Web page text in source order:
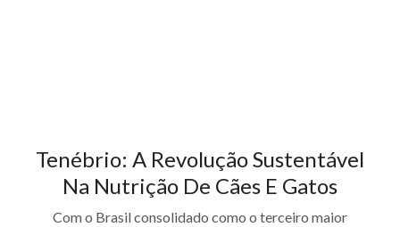
Tenébrio: A Revolução Sustentável
Na Nutrição De Cães E Gatos
Com o Brasil consolidado como o terceiro maior